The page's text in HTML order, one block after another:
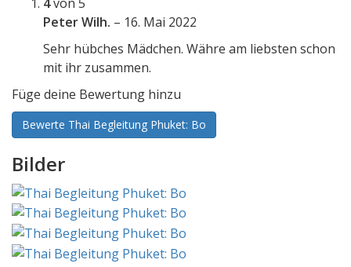
Peter Wilh. – 16. Mai 2022
Sehr hübches Mädchen. Währe am liebsten schon
mit ihr zusammen.
Füge deine Bewertung hinzu
Bewerte Thai Begleitung Phuket: Bo
Bilder